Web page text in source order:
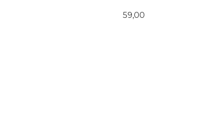
Pris
59,00